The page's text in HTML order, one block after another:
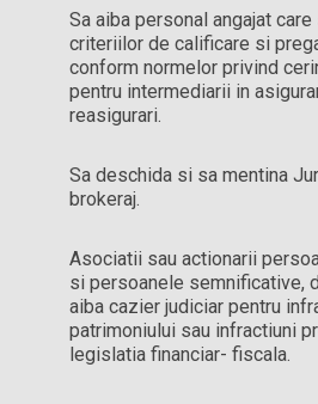
Sa aiba personal angajat
criteriilor de calificare si
conform normelor privind
pentru intermediarii in
reasigurari.
Sa deschida si sa mentina
brokeraj.
Asociatii sau actionarii
si persoanele semnificative,
aiba cazier judiciar pentru
patrimoniului sau infractiuni
legislatia financiar- fiscala.